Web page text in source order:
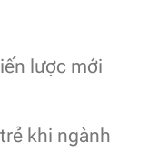
lược mới
khi ngành